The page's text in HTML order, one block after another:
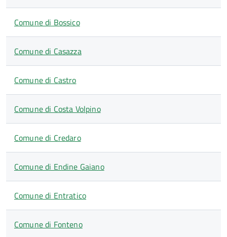
Comune di Bossico
Comune di Casazza
Comune di Castro
Comune di Costa Volpino
Comune di Credaro
Comune di Endine Gaiano
Comune di Entratico
Comune di Fonteno